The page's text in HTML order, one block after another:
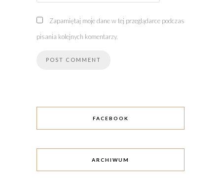
Zapamiętaj moje dane w tej przeglądarce podczas
pisania kolejnych komentarzy.
FACEBOOK
ARCHIWUM